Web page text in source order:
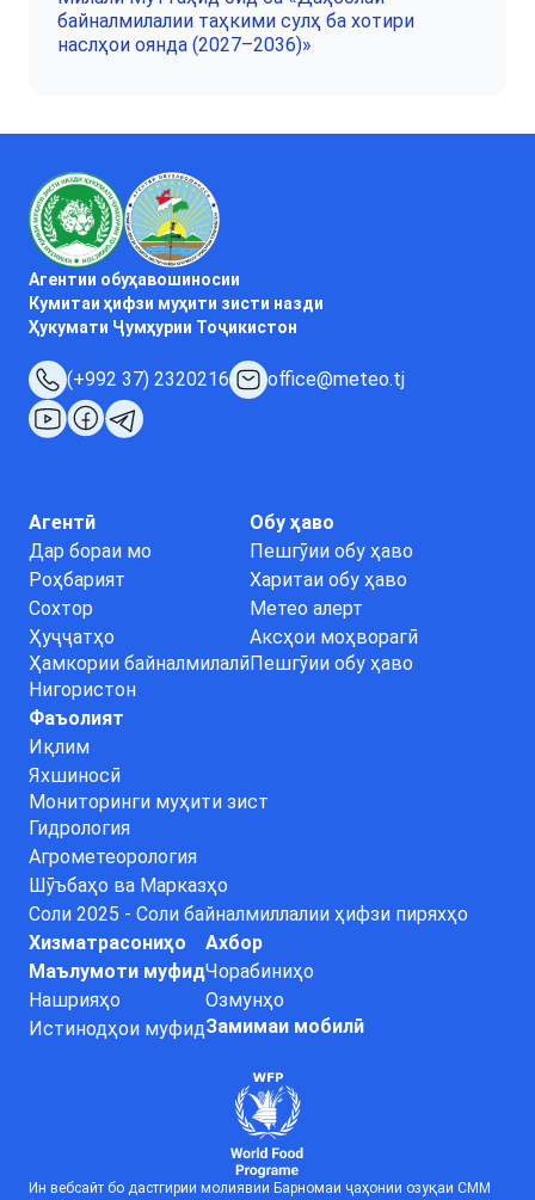
байналмилалии таҳкими сулҳ ба хотири
наслҳои оянда (2027–2036)»
Агентии обуҳавошиносии
Кумитаи ҳифзи муҳити зисти назди
Ҳукумати Ҷумҳурии Тоҷикистон
(+992 37) 2320216 office@meteo.tj
Агентӣ
Дар бораи мо
Роҳбарият
Сохтор
Ҳуҷҷатҳо
Ҳамкории байналмилалӣ
Нигористон
Обу ҳаво
Пешгӯии обу ҳаво
Харитаи обу ҳаво
Метео алерт
Аксҳои моҳворагӣ
Пешгӯии обу ҳаво
Фаъолият
Иқлим
Яхшиносӣ
Мониторинги муҳити зист
Гидрология
Агрометеорология
Шӯъбаҳо ва Марказҳо
Соли 2025 - Соли байналмиллалии ҳифзи пиряхҳо
Хизматрасониҳо
Маълумоти муфид
Нашрияҳо
Истинодҳои муфид
Ахбор
Чорабиниҳо
Озмунҳо
Замимаи мобилӣ
Ин вебсайт бо дастгирии молиявии Барномаи ҷаҳонии озуқаи СММ